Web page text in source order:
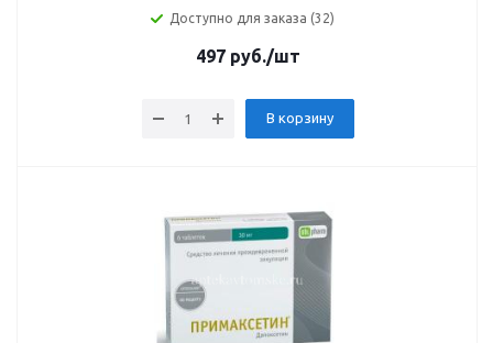
Доступно для заказа (32)
497руб./шт
В корзину